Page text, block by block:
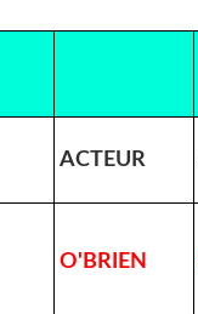
ACTEUR
O'BRIEN